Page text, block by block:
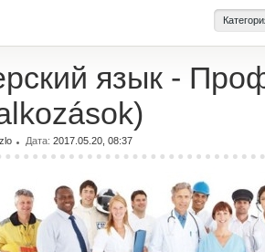
язык -
Дата: 2017.05.20, 08:37